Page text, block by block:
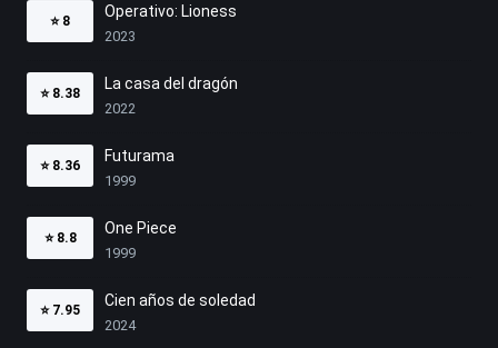
⭐ 8
Operativo: Lioness
2023
⭐ 8.38
La casa del dragón
2022
⭐ 8.36
Futurama
1999
⭐ 8.8
One Piece
1999
⭐ 7.95
Cien años de soledad
2024